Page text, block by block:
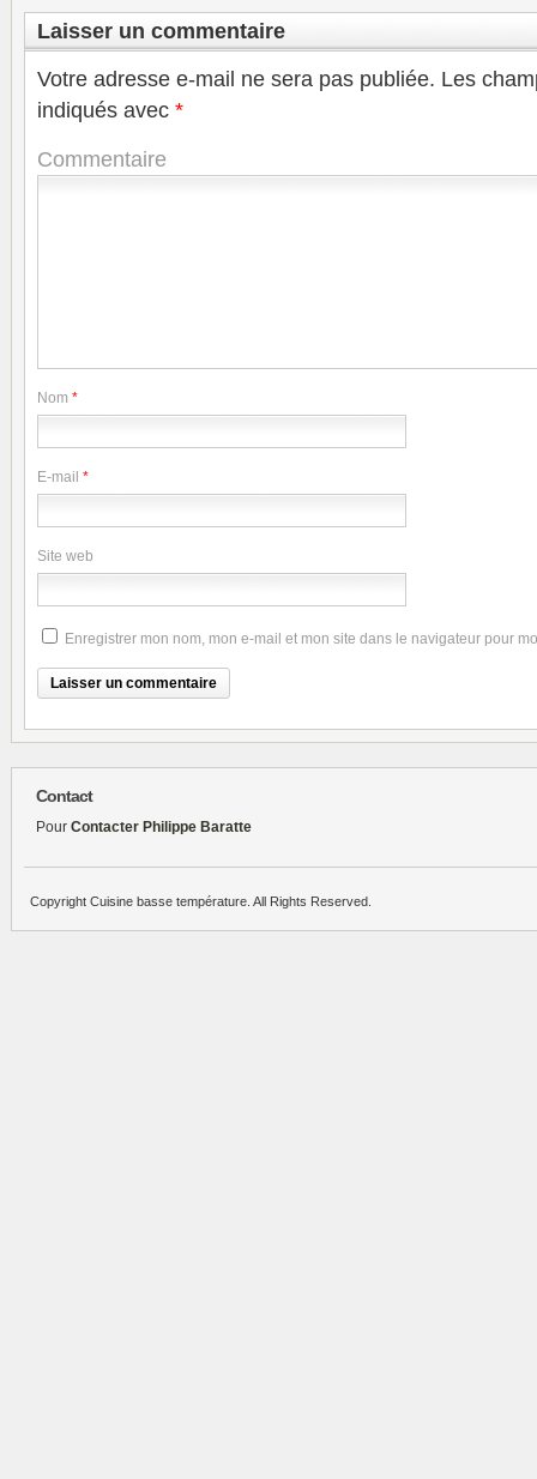
Laisser un commentaire
Votre adresse e-mail ne sera pas publiée. Les
indiqués avec *
Commentaire
Nom *
E-mail *
Site web
Enregistrer mon nom, mon e-mail et mon site dans le navigateur pour
Contact
Pour Contacter Philippe Baratte
Copyright Cuisine basse température. All Rights Reserved.